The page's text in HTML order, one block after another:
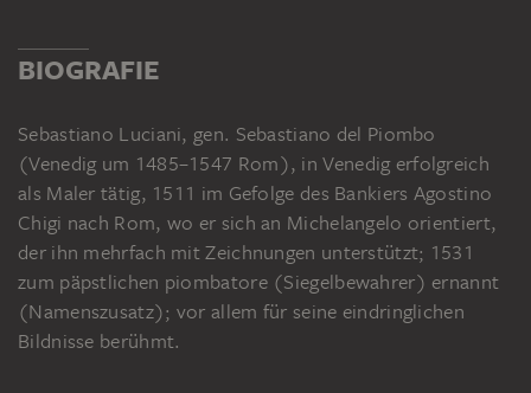
BIOGRAFIE
Sebastiano Luciani, gen. Sebastiano del Piombo
(Venedig um 1485–1547 Rom), in Venedig erfolgreich
als Maler tätig, 1511 im Gefolge des Bankiers Agostino
Chigi nach Rom, wo er sich an Michelangelo orientiert,
der ihn mehrfach mit Zeichnungen unterstützt; 1531
zum päpstlichen piombatore (Siegelbewahrer) ernannt
(Namenszusatz); vor allem für seine eindringlichen
Bildnisse berühmt.